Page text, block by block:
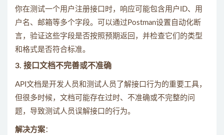
你在测试一个用户注册接口时，响应可能包含用户ID、用
户名、邮箱等多个字段。可以通过Postman设置自动化断
言，验证这些字段是否按照预期返回，并检查它们的类型
和格式是否符合标准。
3. 接口文档不完善或不准确
API文档是开发人员和测试人员了解接口行为的重要工具，
但很多时候，文档可能存在过时、不准确或不完整的问
题，导致测试人员误解接口的行为。
解决方案：